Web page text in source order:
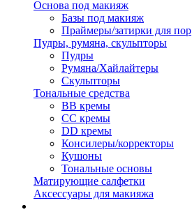
Основа под макияж
Базы под макияж
Праймеры/затирки для пор
Пудры, румяна, скульпторы
Пудры
Румяна/Хайлайтеры
Скульпторы
Тональные средства
BB кремы
CC кремы
DD кремы
Консилеры/корректоры
Кушоны
Тональные основы
Матирующие салфетки
Аксессуары для макияжа